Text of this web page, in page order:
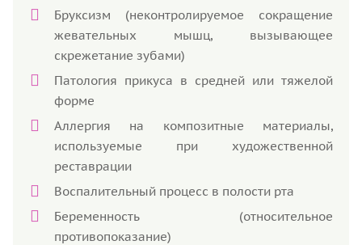
Бруксизм (неконтролируемое сокращение
жевательных мышц, вызывающее
скрежетание зубами)
Патология прикуса в средней или тяжелой
форме
Аллергия на композитные материалы,
используемые при художественной
реставрации
Воспалительный процесс в полости рта
Беременность (относительное
противопоказание)